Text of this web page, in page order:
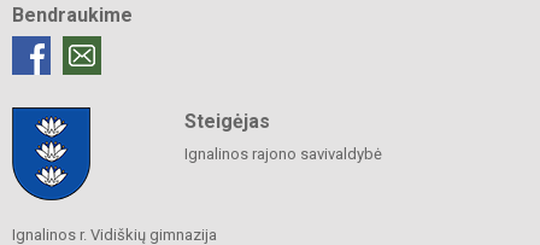
Bendraukime
Steigėjas
Ignalinos rajono savivaldybė
Ignalinos r. Vidiškių gimnazija